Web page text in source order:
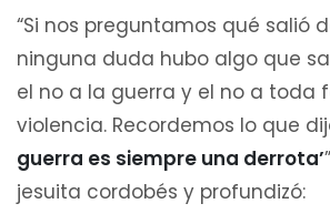
“Si nos preguntamos qué salió
ninguna duda hubo algo que
el no a la guerra y el no a toda
violencia. Recordemos lo que
guerra es siempre una derrota’
jesuita cordobés y profundizó: